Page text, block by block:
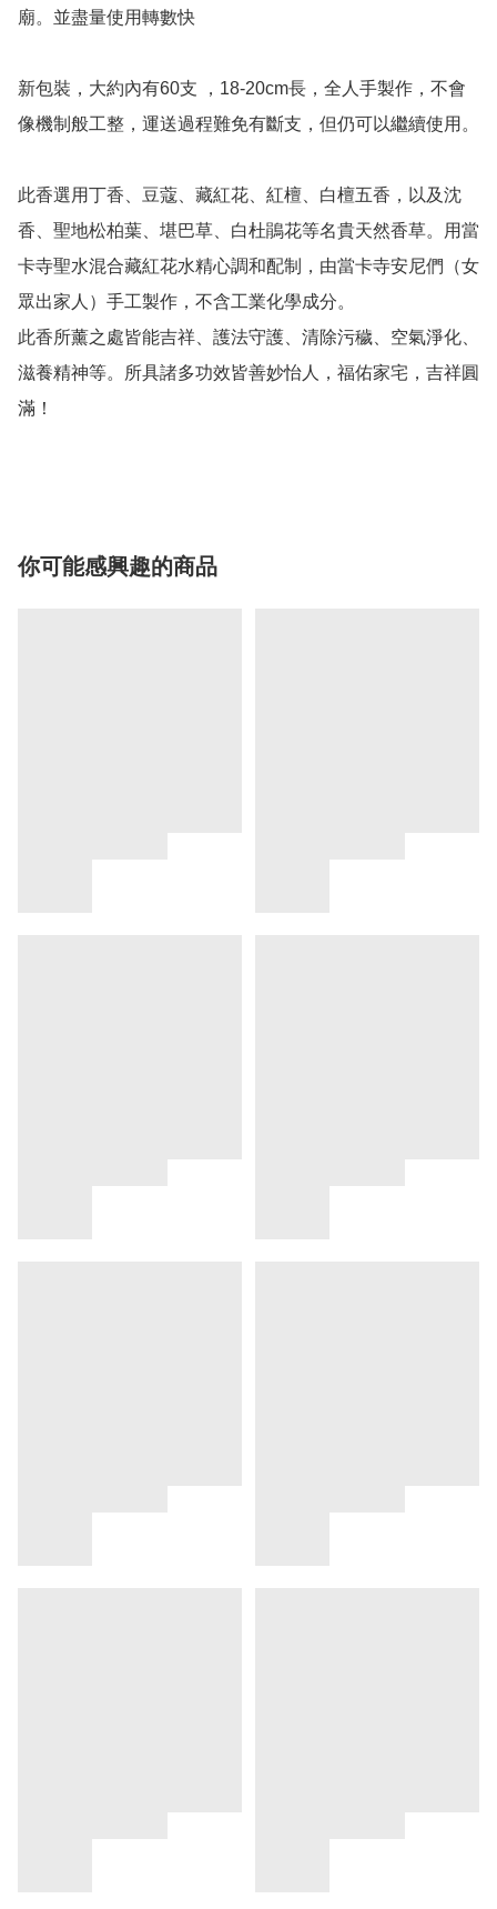
廟。並盡量使用轉數快
新包裝，大約內有60支 ，18-20cm長，全人手製作，不會
像機制般工整，運送過程難免有斷支，但仍可以繼續使用。
此香選用丁香、豆蔻、藏紅花、紅檀、白檀五香，以及沈
香、聖地松柏葉、堪巴草、白杜鵑花等名貴天然香草。用當
卡寺聖水混合藏紅花水精心調和配制，由當卡寺安尼們（女
眾出家人）手工製作，不含工業化學成分。
此香所薰之處皆能吉祥、護法守護、清除污穢、空氣淨化、
滋養精神等。所具諸多功效皆善妙怡人，福佑家宅，吉祥圓
滿！
你可能感興趣的商品